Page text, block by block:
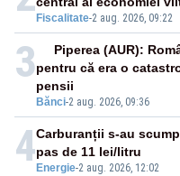
Fiscalitate-2 aug. 2026, 09:22
3
Bănci-2 aug. 2026, 09:36
Piperea (AUR):
pentru că era o
pensii
4 Energie-2 aug. 2026, 12:02
Carburanții s-au
pas de 11 lei/litru